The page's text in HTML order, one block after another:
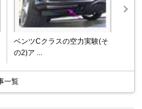
ベンツCクラスの空力実験(そ
の2)ア ...
一覧